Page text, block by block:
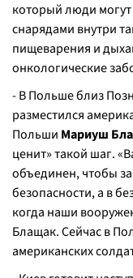
который люди
снарядами внутри
пищеварения и
онкологические
- В Польше близ
разместился
Польши Мариуш
ценит» такой шаг.
объединен, чтобы
безопасности, а в
когда наши
Блащак. Сейчас в
американских